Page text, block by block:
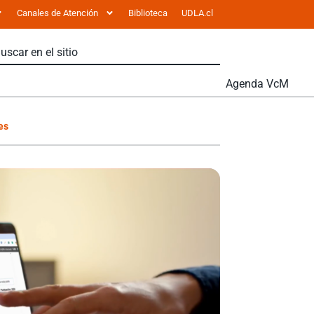
Canales de Atención Biblioteca UDLA.cl
Agenda VcM